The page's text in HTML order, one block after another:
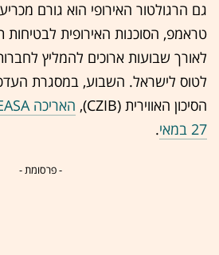
גם הרגולטור האירופי הוא גורם
לאורך שבועות ארוכים להמליץ
לטוס לישראל. השבוע, במסגרת
הסיכון האווירית (CZIB),
27 במאי
.
- פרסומת -